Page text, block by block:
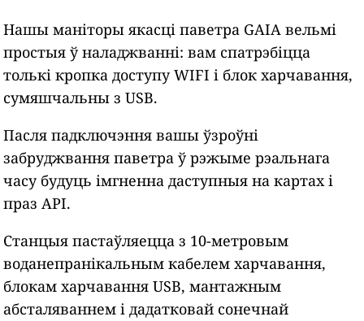
Нашы маніторы якасці паветра GAIA вельмі
простыя ў наладжванні: вам спатрэбіцца
толькі кропка доступу WIFI і блок харчавання,
сумяшчальны з USB.
Пасля падключэння вашы ўзроўні
забруджвання паветра ў рэжыме рэальнага
часу будуць імгненна даступныя на картах і
праз API.
Станцыя пастаўляецца з 10-метровым
воданепранікальным кабелем харчавання,
блокам харчавання USB, мантажным
абсталяваннем і дадатковай сонечнай